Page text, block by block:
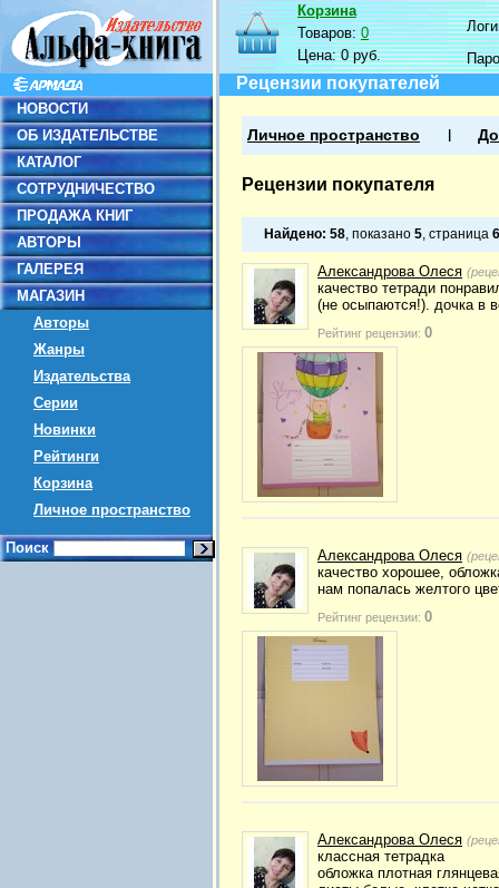
НОВОСТИ
ОБ ИЗДАТЕЛЬСТВЕ
КАТАЛОГ
СОТРУДНИЧЕСТВО
ПРОДАЖА КНИГ
АВТОРЫ
ГАЛЕРЕЯ
МАГАЗИН
Авторы
Жанры
Издательства
Серии
Новинки
Рейтинги
Корзина
Личное пространство
Поиск
Корзина
Товаров:0
Цена:0 руб.
Рецензии покупателей
Личное пространство
Рецензии покупателя
Найдено: 58, показано 5, страница 6
Александрова Олеся
качество тетради
(не осыпаются!). дочка в
Рейтинг рецензии: 0
Александрова Олеся
качество хорошее,
нам попалась желтого
Рейтинг рецензии: 0
Александрова Олеся
классная тетрадка
обложка плотная